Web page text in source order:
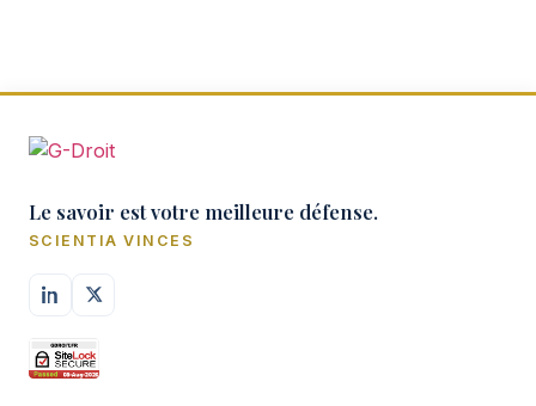
Le savoir est votre meilleure défense.
SCIENTIA VINCES